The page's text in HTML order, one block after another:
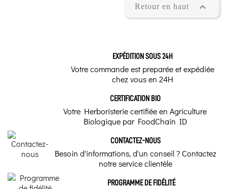
Retour en haut 
EXPÉDITION SOUS 24H
Votre commande est preparée et expédiée
chez vous en 24H
CERTIFICATION BIO
Votre Herboristerie certifiée en Agriculture
Biologique par FoodChain ID
CONTACTEZ-NOUS
Besoin d'informations, d'un conseil ? Contactez
notre service clientèle
PROGRAMME DE FIDÉLITÉ